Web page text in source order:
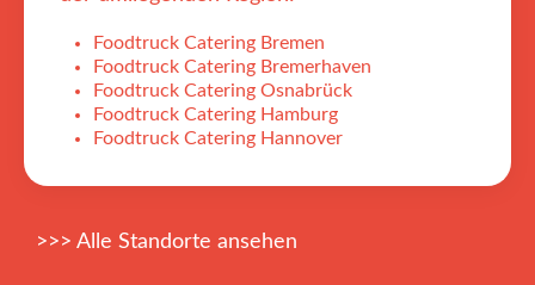
Foodtruck Catering Bremen
Foodtruck Catering Bremerhaven
Foodtruck Catering Osnabrück
Foodtruck Catering Hamburg
Foodtruck Catering Hannover
>>> Alle Standorte ansehen